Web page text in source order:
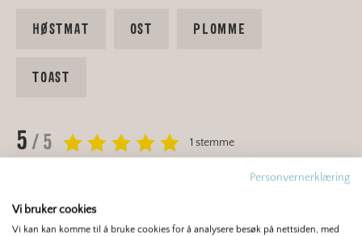
HØSTMAT OST PLOMME
TOAST
5 / 5 1 stemme
Du er kanskje interessert i dette også?
Personvernerklæring
Vi bruker cookies
Vi kan kan komme til å bruke cookies for å analysere besøk på nettsiden, med